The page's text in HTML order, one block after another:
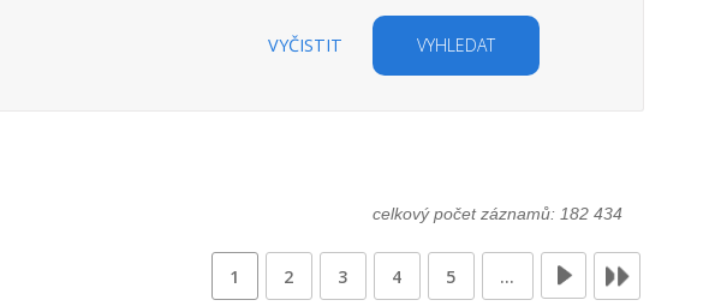
VYČISTIT VYHLEDAT
celkový počet záznamů: 182 434
1 2 3 4 5 …